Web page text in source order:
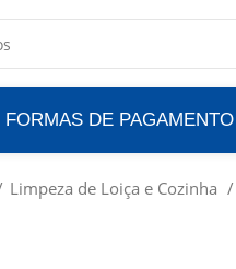
FORMAS DE PAGAMENTO
Limpeza de Loiça e Cozinha